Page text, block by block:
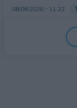
08/08/2026 - 11:22
5G παντού, 6G
Ελλάδα στη